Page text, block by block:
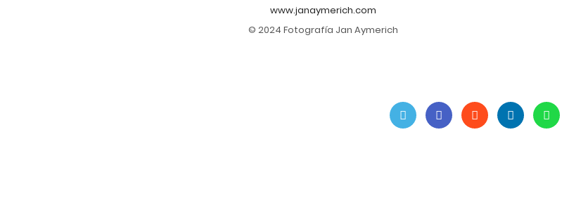
www.janaymerich.com
© 2024 Fotografía Jan Aymerich